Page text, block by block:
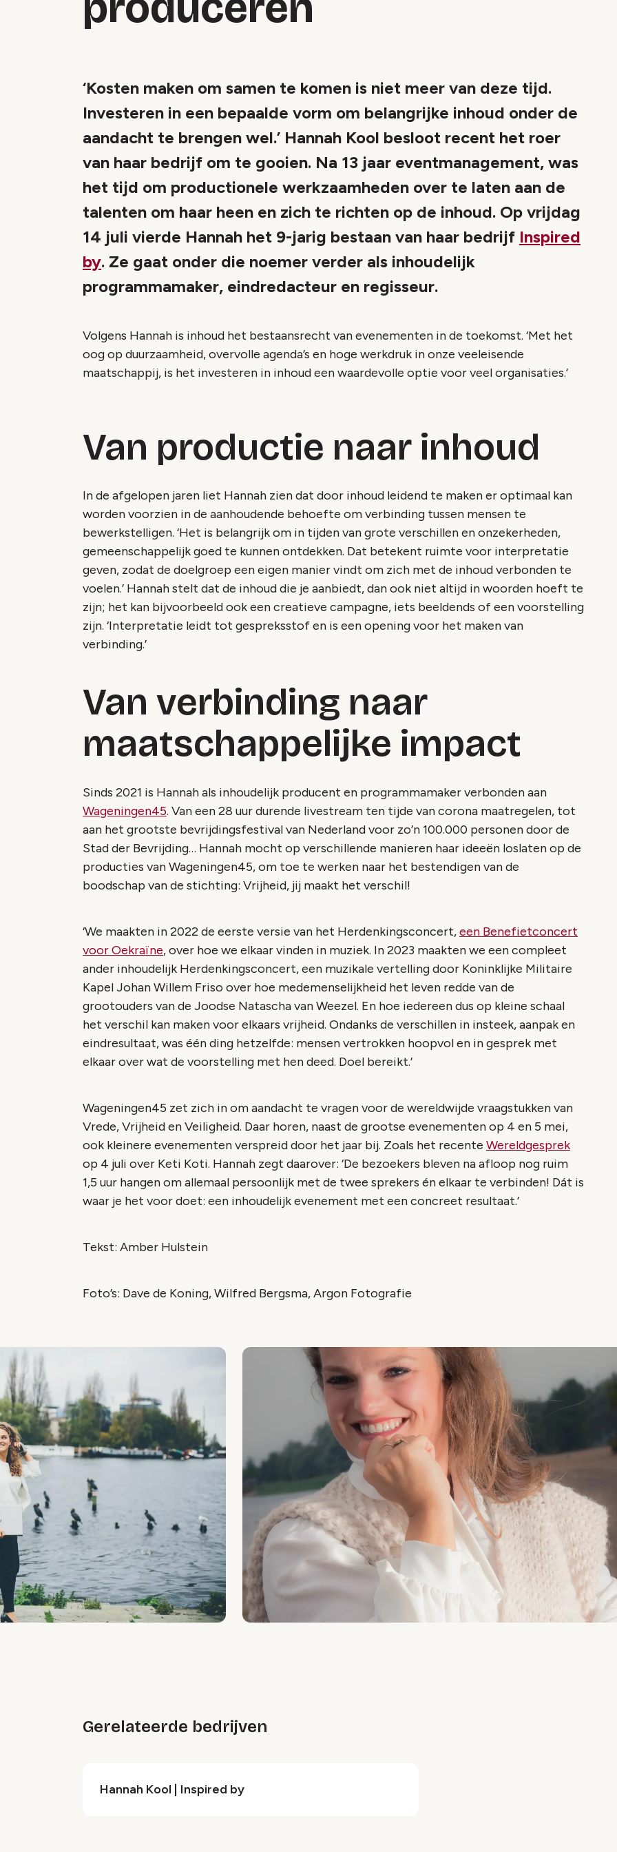
‘Kosten maken om samen te komen is niet meer van deze tijd.
Investeren in een bepaalde vorm om belangrijke inhoud onder de
aandacht te brengen wel.’ Hannah Kool besloot recent het roer
van haar bedrijf om te gooien. Na 13 jaar eventmanagement, was
het tijd om productionele werkzaamheden over te laten aan de
talenten om haar heen en zich te richten op de inhoud. Op vrijdag
14 juli vierde Hannah het 9-jarig bestaan van haar bedrijf Inspired
by. Ze gaat onder die noemer verder als inhoudelijk
programmamaker, eindredacteur en regisseur.
Volgens Hannah is inhoud het bestaansrecht van evenementen in de toekomst. ‘Met het
oog op duurzaamheid, overvolle agenda’s en hoge werkdruk in onze veeleisende
maatschappij, is het investeren in inhoud een waardevolle optie voor veel organisaties.’
Van productie naar inhoud
In de afgelopen jaren liet Hannah zien dat door inhoud leidend te maken er optimaal kan
worden voorzien in de aanhoudende behoefte om verbinding tussen mensen te
bewerkstelligen. ‘Het is belangrijk om in tijden van grote verschillen en onzekerheden,
gemeenschappelijk goed te kunnen ontdekken. Dat betekent ruimte voor interpretatie
geven, zodat de doelgroep een eigen manier vindt om zich met de inhoud verbonden te
voelen.’ Hannah stelt dat de inhoud die je aanbiedt, dan ook niet altijd in woorden hoeft te
zijn; het kan bijvoorbeeld ook een creatieve campagne, iets beeldends of een voorstelling
zijn. ‘Interpretatie leidt tot gespreksstof en is een opening voor het maken van
verbinding.’
Van verbinding naar
maatschappelijke impact
Sinds 2021 is Hannah als inhoudelijk producent en programmamaker verbonden aan
Wageningen45. Van een 28 uur durende livestream ten tijde van corona maatregelen, tot
aan het grootste bevrijdingsfestival van Nederland voor zo’n 100.000 personen door de
Stad der Bevrijding… Hannah mocht op verschillende manieren haar ideeën loslaten op de
producties van Wageningen45, om toe te werken naar het bestendigen van de
boodschap van de stichting: Vrijheid, jij maakt het verschil!
‘We maakten in 2022 de eerste versie van het Herdenkingsconcert,een Benefietconcert
voor Oekraïne, over hoe we elkaar vinden in muziek. In 2023 maakten we een compleet
ander inhoudelijk Herdenkingsconcert, een muzikale vertelling door Koninklijke Militaire
Kapel Johan Willem Friso over hoe medemenselijkheid het leven redde van de
grootouders van de Joodse Natascha van Weezel. En hoe iedereen dus op kleine schaal
het verschil kan maken voor elkaars vrijheid. Ondanks de verschillen in insteek, aanpak en
eindresultaat, was één ding hetzelfde: mensen vertrokken hoopvol en in gesprek met
elkaar over wat de voorstelling met hen deed. Doel bereikt.’
Wageningen45 zet zich in om aandacht te vragen voor de wereldwijde vraagstukken van
Vrede, Vrijheid en Veiligheid. Daar horen, naast de grootse evenementen op 4 en 5 mei,
ook kleinere evenementen verspreid door het jaar bij. Zoals het recente Wereldgesprek
op 4 juli over Keti Koti. Hannah zegt daarover: ‘De bezoekers bleven na afloop nog ruim
1,5 uur hangen om allemaal persoonlijk met de twee sprekers én elkaar te verbinden! Dát is
waar je het voor doet: een inhoudelijk evenement met een concreet resultaat.’
Tekst: Amber Hulstein
Foto’s: Dave de Koning, Wilfred Bergsma, Argon Fotografie
Gerelateerde bedrijven
Hannah Kool | Inspired by